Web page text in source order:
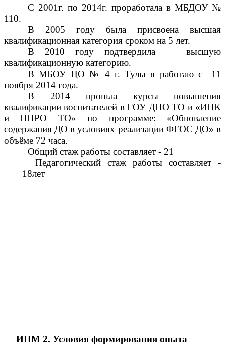
С 2001г. по 2014г. проработала в МБДОУ №
110.
В 2005 году была присвоена высшая
квалификационная категория сроком на 5 лет.
В 2010 году подтвердила высшую
квалификационную категорию.
В МБОУ ЦО № 4 г. Тулы я работаю с 11
ноября 2014 года.
В 2014 прошла курсы повышения
квалификации воспитателей в ГОУ ДПО ТО и «ИПК
и ППРО ТО» по программе: «Обновление
содержания ДО в условиях реализации ФГОС ДО» в
объёме 72 часа.
Общий стаж работы составляет - 21
Педагогический стаж работы составляет -
18лет
ИПМ 2. Условия формирования опыта